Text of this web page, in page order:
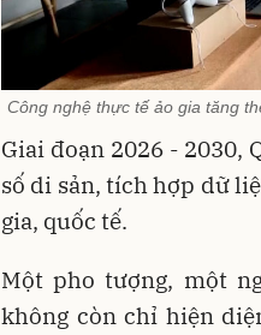
Công nghệ thực tế ảo gia tăng
Giai đoạn 2026 - 2030,
số di sản, tích hợp dữ
gia, quốc tế.
Một pho tượng, một
không còn chỉ hiện